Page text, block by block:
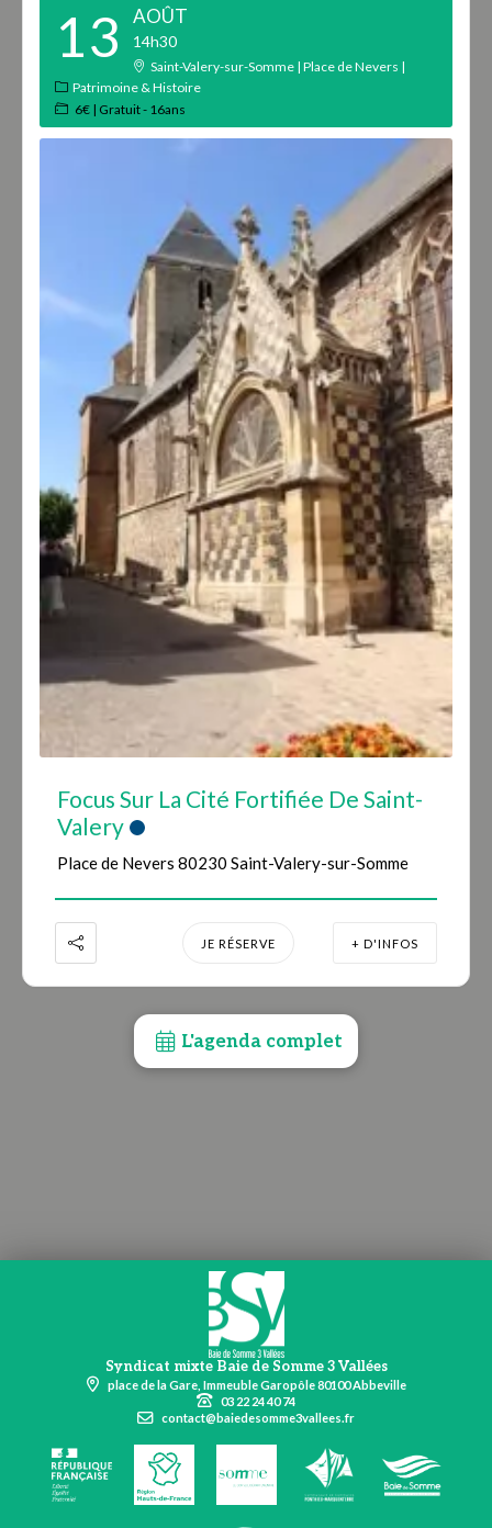
13 AOÛT
14h30
Saint-Valery-sur-Somme | Place de Nevers |
Patrimoine & Histoire
6€ | Gratuit - 16ans
Focus Sur La Cité Fortifiée De Saint-
Valery
Place de Nevers 80230 Saint-Valery-sur-Somme
JE RÉSERVE + D'INFOS
L'agenda complet
Syndicat mixte Baie de Somme 3 Vallées
place de la Gare, Immeuble Garopôle 80100 Abbeville
03 22 24 40 74
contact@baiedesomme3vallees.fr